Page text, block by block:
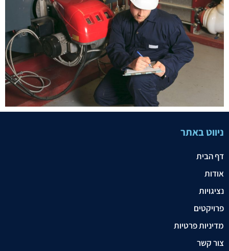
ניווט באתר
דף הבית
אודות
נציגויות
פרויקטים
מדיניות פרטיות
צור קשר